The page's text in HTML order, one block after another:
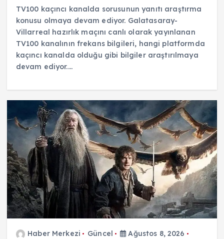
TV100 kaçıncı kanalda sorusunun yanıtı araştırma
konusu olmaya devam ediyor. Galatasaray-
Villarreal hazırlık maçını canlı olarak yayınlanan
TV100 kanalının frekans bilgileri, hangi platformda
kaçıncı kanalda olduğu gibi bilgiler araştırılmaya
devam ediyor.…
Haber Merkezi Güncel
Ağustos 8, 2026